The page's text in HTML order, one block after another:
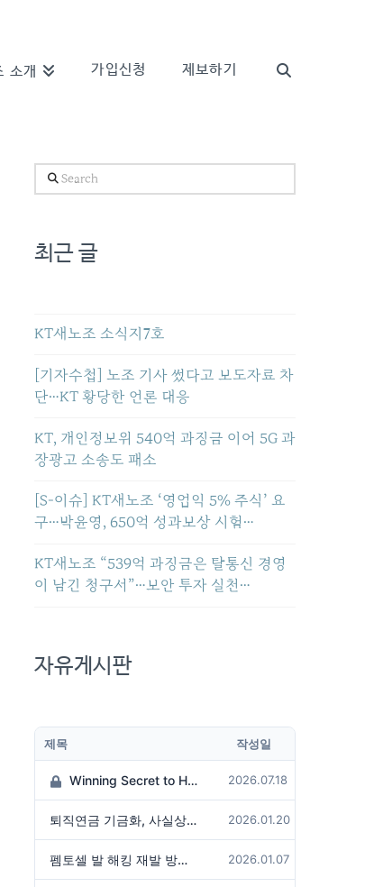
소개 가입신청 제보하기
Search
최근 글
KT새노조 소식지7호
[기자수첩] 노조 기사 썼다고 보도자료 차
단…KT 황당한 언론 대응
KT, 개인정보위 540억 과징금 이어 5G 과
장광고 소송도 패소
[S-이슈] KT새노조 ‘영업익 5% 주식’ 요
구…박윤영, 650억 성과보상 시험…
KT새노조 “539억 과징금은 탈통신 경영
이 남긴 청구서”…보안 투자 실천…
자유게시판
제목 작성일
Winning Secret to Hit the Jackpot! 2026.07.18
퇴직연금 기금화, 사실상 국가가 관리하겠다는 것인가? 2026.01.20
펨토셀 발 해킹 재발 방지 위해서는 2026.01.07